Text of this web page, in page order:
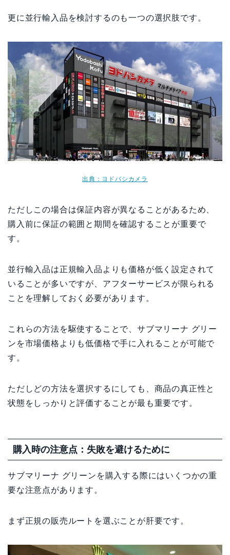
更に並行輸入品を検討するのも一つの選択肢です。
出典：ヨドバシカメラ
ただしこの場合は保証内容が異なることがあるため、
購入前に保証の範囲と期間を確認することが重要で
す。
並行輸入品は正規輸入品よりも価格が低く設定されて
いることが多いですが、アフターサービスが限られる
ことを理解しておく必要があります。
これらの方法を駆使することで、サブマリーナ グリー
ンを市場価格よりも低価格で手に入れることが可能で
す。
ただしどの方法を選択するにしても、商品の真正性と
状態をしっかりと評価することが最も重要です。
購入時の注意点：失敗を避けるために
サブマリーナ グリーンを購入する際にはいくつかの重
要な注意点があります。
まず正規の販売ルートを選ぶことが肝要です。